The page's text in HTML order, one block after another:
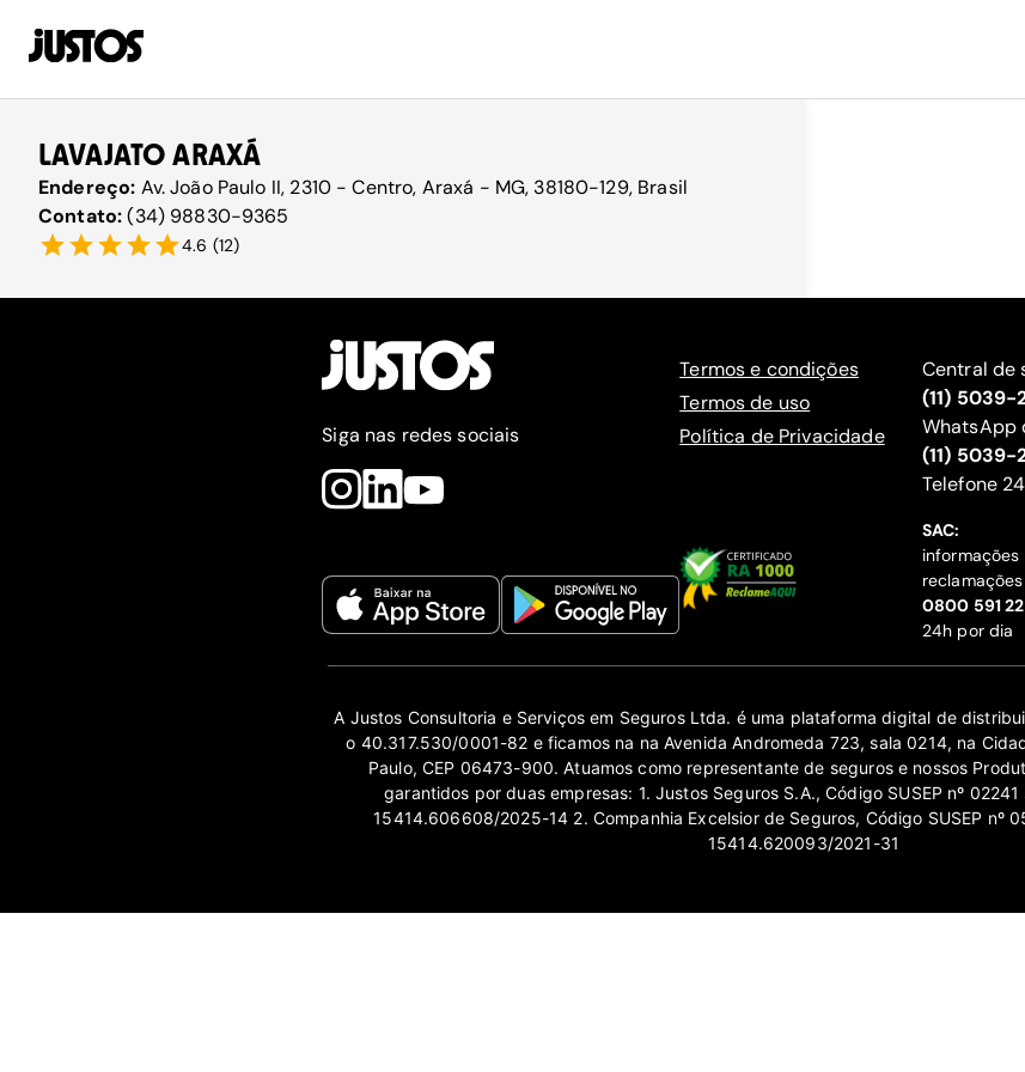
LAVAJATO ARAXÁ
Endereço: Av. João Paulo II, 2310 - Centro, Araxá - MG, 38180-129, Brasil
Contato:(34) 98830-9365
4.6 (12)
Siga nas redes sociais
Termos e condições
Termos de uso
Política de Privacidade
Central de
(11) 5039-
WhatsApp
(11) 5039-
‍Telefone
SAC:
reclamações
‍0800 591
24h por dia
A Justos Consultoria e Serviços em Seguros Ltda. é uma plataforma digital de
o 40.317.530/0001-82 e ficamos na na Avenida Andromeda 723, sala 0214, na
Paulo, CEP 06473-900. Atuamos como representante de seguros e nossos
garantidos por duas empresas: 1. Justos Seguros S.A., Código SUSEP nº
15414.606608/2025-14 2. Companhia Excelsior de Seguros, Código SUSEP nº
15414.620093/2021-31